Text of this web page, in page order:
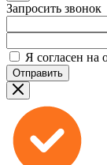
Запросить звонок
Я согласен на
Отправить